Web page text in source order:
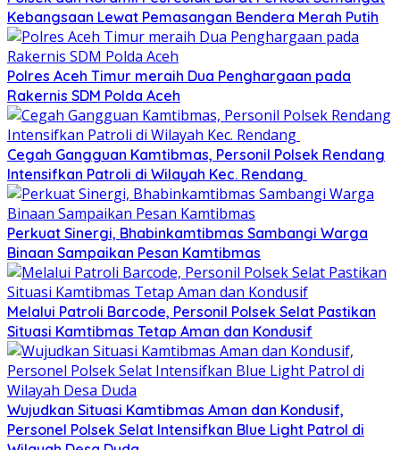
Kebangsaan Lewat Pemasangan Bendera Merah Putih
Polres Aceh Timur meraih Dua Penghargaan pada
Rakernis SDM Polda Aceh
Cegah Gangguan Kamtibmas, Personil Polsek Rendang
Intensifkan Patroli di Wilayah Kec. Rendang
Perkuat Sinergi, Bhabinkamtibmas Sambangi Warga
Binaan Sampaikan Pesan Kamtibmas
Melalui Patroli Barcode, Personil Polsek Selat Pastikan
Situasi Kamtibmas Tetap Aman dan Kondusif
Wujudkan Situasi Kamtibmas Aman dan Kondusif,
Personel Polsek Selat Intensifkan Blue Light Patrol di